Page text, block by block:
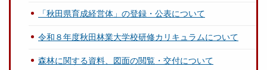
「秋田県育成経営体」の登録・公表について
令和８年度秋田林業大学校研修カリキュラムについて
森林に関する資料、図面の閲覧・交付について